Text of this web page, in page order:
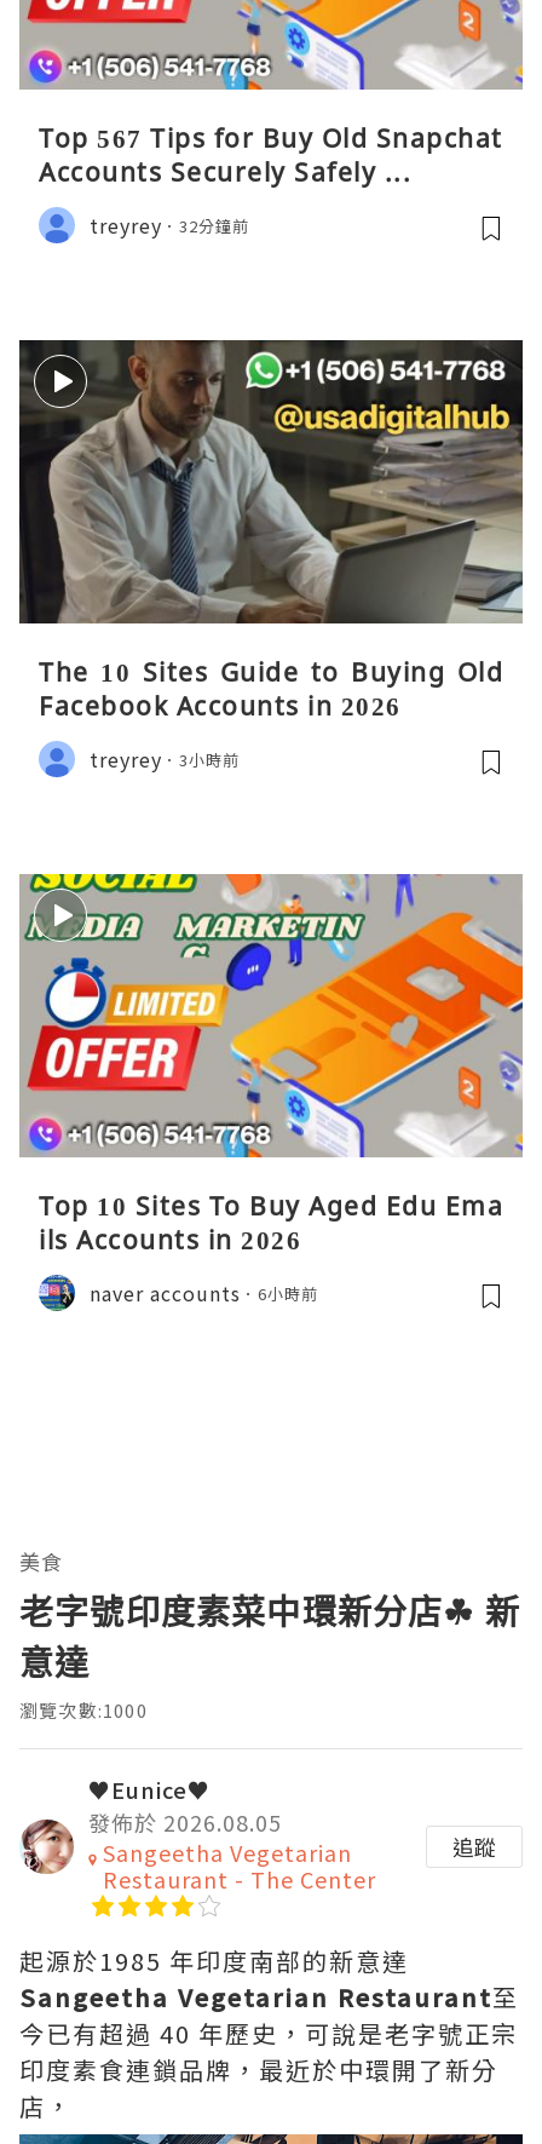
Top 567 Tips for Buy Old Snapchat
Accounts Securely Safely ...
treyrey 32分鐘前
The 10 Sites Guide to Buying Old
Facebook Accounts in 2026
treyrey 3小時前
Top 10 Sites To Buy Aged Edu Ema
ils Accounts in 2026
naver accounts 6小時前
美食
老字號印度素菜中環新分店☘ 新
意達
瀏覽次數:1000
♥Eunice♥
發佈於 2026.08.05
Sangeetha Vegetarian
Restaurant - The Center
追蹤
起源於1985 年印度南部的新意達
Sangeetha Vegetarian Restaurant至
今已有超過 40 年歷史，可說是老字號正宗
印度素食連鎖品牌，最近於中環開了新分
店，